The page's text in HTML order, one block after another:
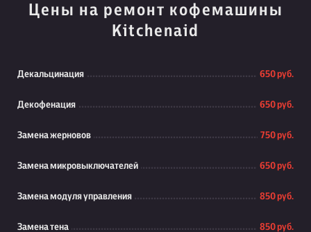
Цены на ремонт кофемашины
Kitchenaid
Декальцинация 650 руб.
Декофенация 650 руб.
Замена жерновов 750 руб.
Замена микровыключателей 650 руб.
Замена модуля управления 850 руб.
Замена тена 850 руб.